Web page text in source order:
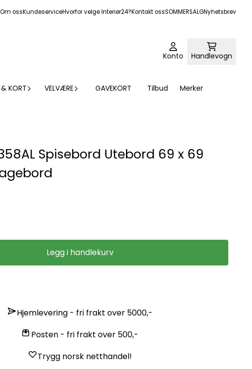
Om ossKundeserviceHvorfor velge Interiør24?Kontakt ossSOMMERSALGNyhetsbrev
Konto Handlevogn
KORT VELVÆRE GAVEKORT Tilbud Merker
Spisebord Utebord 69 x 69
Legg i handlekurv
Hjemlevering - fri frakt over 5000,-
Posten - fri frakt over 500,-
Trygg norsk netthandel!